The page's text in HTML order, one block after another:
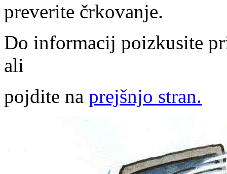
preverite črkovanje.
Do informacij poizkusite
ali
pojdite na prejšnjo stran.